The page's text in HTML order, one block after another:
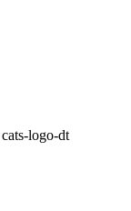
cats-logo-dt